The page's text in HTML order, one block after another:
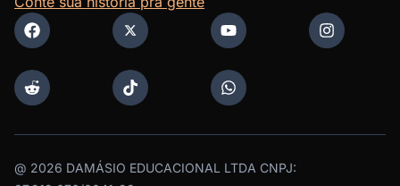
@ 2026 DAMÁSIO EDUCACIONAL LTDA CNPJ: